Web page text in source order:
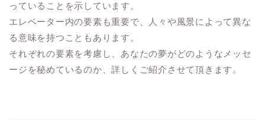
っていることを示しています。
エレベーター内の要素も重要で、人々や風景によって異な
る意味を持つこともあります。
それぞれの要素を考慮し、あなたの夢がどのようなメッセ
ージを秘めているのか、詳しくご紹介させて頂きます。